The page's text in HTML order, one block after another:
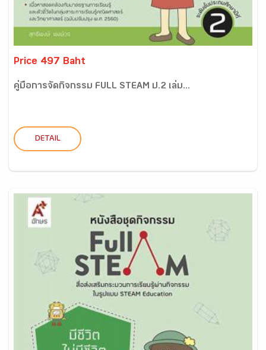
Price 497 Baht
คู่มือการจัดกิจกรรม FULL STEAM ป.2 เล่ม...
DETAIL